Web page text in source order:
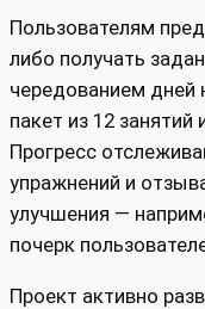
Пользователям
либо получать
чередованием дней
пакет из 12
Прогресс
упражнений и
улучшения —
почерк
Проект активно